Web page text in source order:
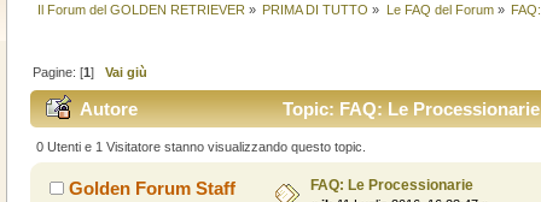
Il Forum del GOLDEN RETRIEVER » PRIMA DI TUTTO » Le FAQ del Forum»
Pagine: [1]Vai giù
Autore Topic: FAQ: Le
0 Utenti e 1 Visitatore stanno visualizzando questo topic.
Golden Forum Staff FAQ: Le Processionarie